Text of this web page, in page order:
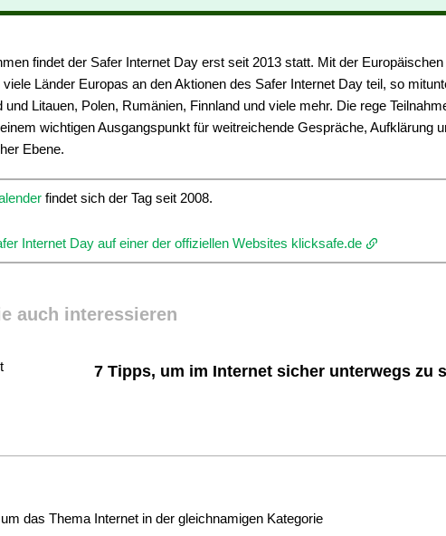
findet der Safer Internet Day erst seit 2013 statt. Mit der
Länder Europas an den Aktionen des Safer Internet Day teil, so
und Litauen, Polen, Rumänien, Finnland und viele mehr. Die rege
wichtigen Ausgangspunkt für weitreichende Gespräche, Aufklärung
Ebene.
findet sich der Tag seit 2008.
Internet Day auf einer der offiziellen Websites klicksafe.de
auch interessieren
7 Tipps, um im Internet sicher unterwegs zu
das Thema Internet in der gleichnamigen Kategorie